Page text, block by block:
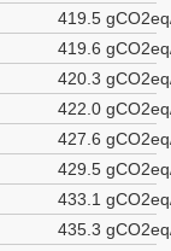
419.5
419.6
420.3
422.0
427.6
429.5
433.1
435.3